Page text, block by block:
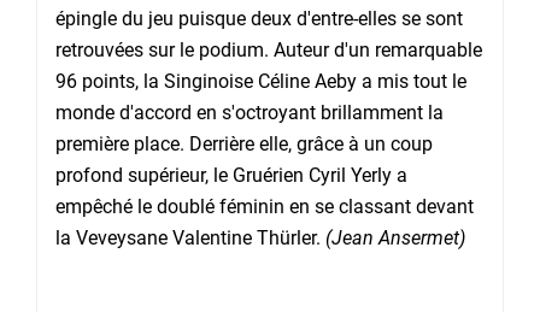
épingle du jeu puisque deux d'entre-elles se sont
retrouvées sur le podium. Auteur d'un remarquable
96 points, la Singinoise Céline Aeby a mis tout le
monde d'accord en s'octroyant brillamment la
première place. Derrière elle, grâce à un coup
profond supérieur, le Gruérien Cyril Yerly a
empêché le doublé féminin en se classant devant
la Veveysane Valentine Thürler. (Jean Ansermet)